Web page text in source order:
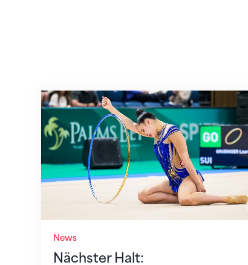
News
Nächster Halt:
Nächster Halt: Weltmeisterschaft